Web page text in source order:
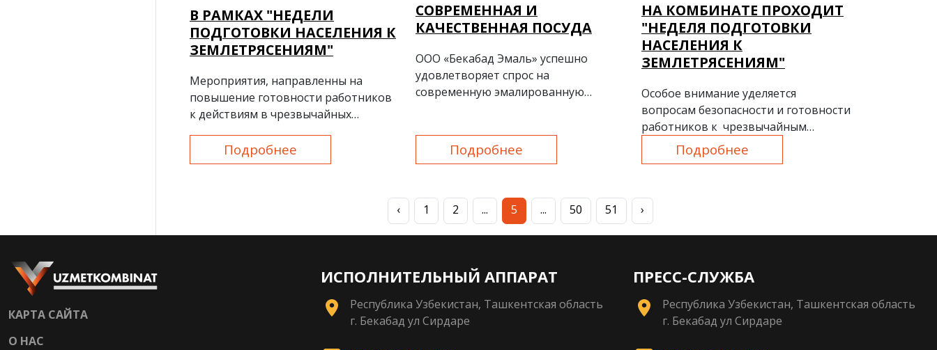
В РАМКАХ "НЕДЕЛИ
ПОДГОТОВКИ НАСЕЛЕНИЯ К
ЗЕМЛЕТРЯСЕНИЯМ"
Мероприятия, направленны на
повышение готовности работников
к действиям в чрезвычайных
Подробнее
СОВРЕМЕННАЯ И
КАЧЕСТВЕННАЯ ПОСУДА
ООО «Бекабад Эмаль» успешно
удовлетворяет спрос на
современную эмалированную
Подробнее
НА КОМБИНАТЕ ПРОХОДИТ
"НЕДЕЛЯ ПОДГОТОВКИ
НАСЕЛЕНИЯ К
ЗЕМЛЕТРЯСЕНИЯМ"
Особое внимание уделяется
вопросам безопасности и готовности
работников к чрезвычайным
ситуациям.Подробнее
‹ 1 2 ... 5 ... 50 51 ›
КАРТА САЙТА
О НАС
ИСПОЛНИТЕЛЬНЫЙ АППАРАТ
Республика Узбекистан, Ташкентская область
г. Бекабад ул Сирдаре
ПРЕСС-СЛУЖБА
Республика Узбекистан, Ташкентская область
г. Бекабад ул Сирдаре